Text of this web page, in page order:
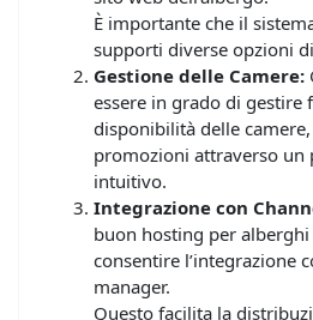
hosting per alberghi:
È importante che il
supporti diverse opzioni
Gestione delle Camere:
essere in grado di gestire
disponibilità delle
promozioni attraverso
intuitivo.
Integrazione con
buon hosting per
consentire l’integrazione
manager.
Questo facilita la